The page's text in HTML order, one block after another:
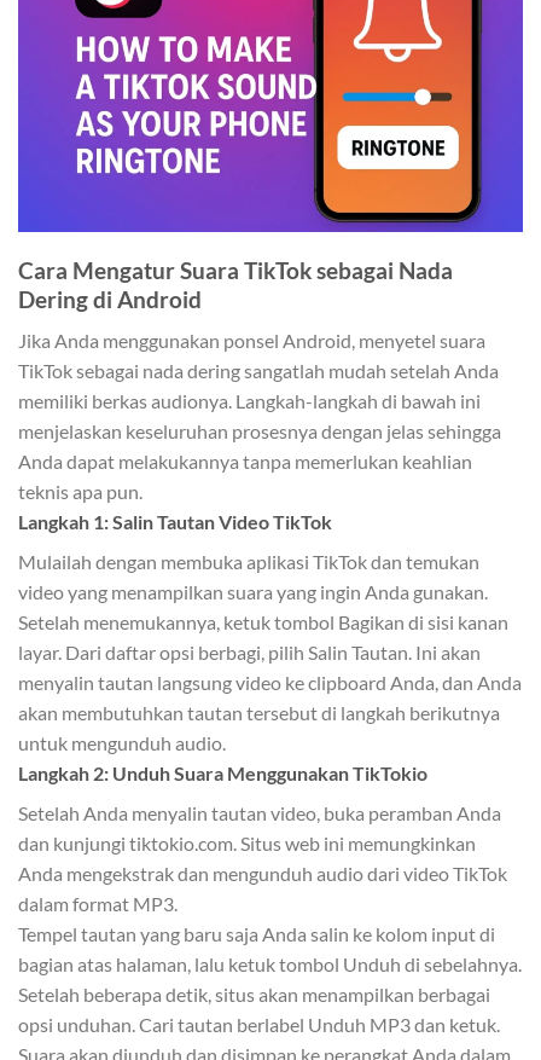
Cara Mengatur Suara TikTok sebagai Nada
Dering di Android
Jika Anda menggunakan ponsel Android, menyetel suara
TikTok sebagai nada dering sangatlah mudah setelah Anda
memiliki berkas audionya. Langkah-langkah di bawah ini
menjelaskan keseluruhan prosesnya dengan jelas sehingga
Anda dapat melakukannya tanpa memerlukan keahlian
teknis apa pun.
Langkah 1: Salin Tautan Video TikTok
Mulailah dengan membuka aplikasi TikTok dan temukan
video yang menampilkan suara yang ingin Anda gunakan.
Setelah menemukannya, ketuk tombol Bagikan di sisi kanan
layar. Dari daftar opsi berbagi, pilih Salin Tautan. Ini akan
menyalin tautan langsung video ke clipboard Anda, dan Anda
akan membutuhkan tautan tersebut di langkah berikutnya
untuk mengunduh audio.
Langkah 2: Unduh Suara Menggunakan TikTokio
Setelah Anda menyalin tautan video, buka peramban Anda
dan kunjungi tiktokio.com. Situs web ini memungkinkan
Anda mengekstrak dan mengunduh audio dari video TikTok
dalam format MP3.
Tempel tautan yang baru saja Anda salin ke kolom input di
bagian atas halaman, lalu ketuk tombol Unduh di sebelahnya.
Setelah beberapa detik, situs akan menampilkan berbagai
opsi unduhan. Cari tautan berlabel Unduh MP3 dan ketuk.
Suara akan diunduh dan disimpan ke perangkat Anda dalam